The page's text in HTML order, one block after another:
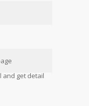
and get detail